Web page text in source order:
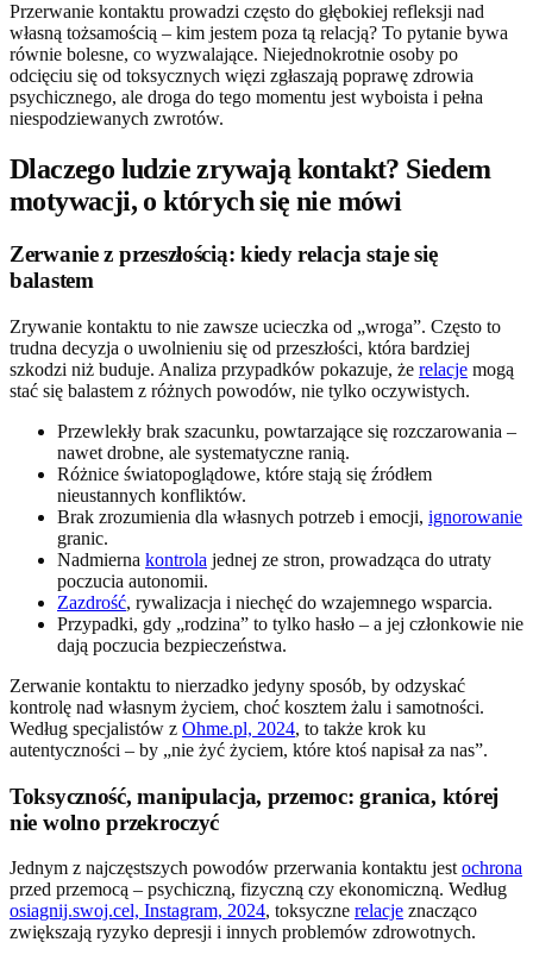
Przerwanie kontaktu prowadzi często do głębokiej refleksji nad
własną tożsamością – kim jestem poza tą relacją? To pytanie bywa
równie bolesne, co wyzwalające. Niejednokrotnie osoby po
odcięciu się od toksycznych więzi zgłaszają poprawę zdrowia
psychicznego, ale droga do tego momentu jest wyboista i pełna
niespodziewanych zwrotów.
Dlaczego ludzie zrywają kontakt? Siedem
motywacji, o których się nie mówi
Zerwanie z przeszłością: kiedy relacja staje się
balastem
Zrywanie kontaktu to nie zawsze ucieczka od „wroga”. Często to
trudna decyzja o uwolnieniu się od przeszłości, która bardziej
szkodzi niż buduje. Analiza przypadków pokazuje, że relacje mogą
stać się balastem z różnych powodów, nie tylko oczywistych.
Przewlekły brak szacunku, powtarzające się rozczarowania –
nawet drobne, ale systematyczne ranią.
Różnice światopoglądowe, które stają się źródłem
nieustannych konfliktów.
Brak zrozumienia dla własnych potrzeb i emocji, ignorowanie
granic.
Nadmierna kontrola jednej ze stron, prowadząca do utraty
poczucia autonomii.
Zazdrość, rywalizacja i niechęć do wzajemnego wsparcia.
Przypadki, gdy „rodzina” to tylko hasło – a jej członkowie nie
dają poczucia bezpieczeństwa.
Zerwanie kontaktu to nierzadko jedyny sposób, by odzyskać
kontrolę nad własnym życiem, choć kosztem żalu i samotności.
Według specjalistów z Ohme.pl, 2024, to także krok ku
autentyczności – by „nie żyć życiem, które ktoś napisał za nas”.
Toksyczność, manipulacja, przemoc: granica, której
nie wolno przekroczyć
Jednym z najczęstszych powodów przerwania kontaktu jest ochrona
przed przemocą – psychiczną, fizyczną czy ekonomiczną. Według
osiagnij.swoj.cel, Instagram, 2024, toksyczne relacje znacząco
zwiększają ryzyko depresji i innych problemów zdrowotnych.